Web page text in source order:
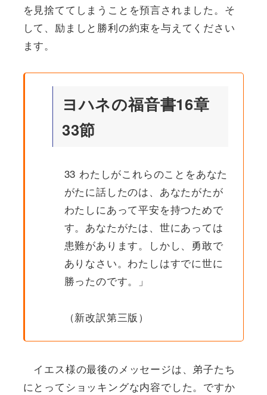
を見捨ててしまうことを預言されました。そ
して、励ましと勝利の約束を与えてください
ます。
ヨハネの福音書16章
33節
33 わたしがこれらのことをあなた
がたに話したのは、あなたがたが
わたしにあって平安を持つためで
す。あなたがたは、世にあっては
患難があります。しかし、勇敢で
ありなさい。わたしはすでに世に
勝ったのです。」
（新改訳第三版）
イエス様の最後のメッセージは、弟子たち
にとってショッキングな内容でした。ですか